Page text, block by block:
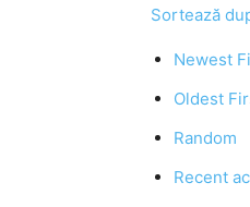
Sortează
Newest
Oldest
Random
Recent